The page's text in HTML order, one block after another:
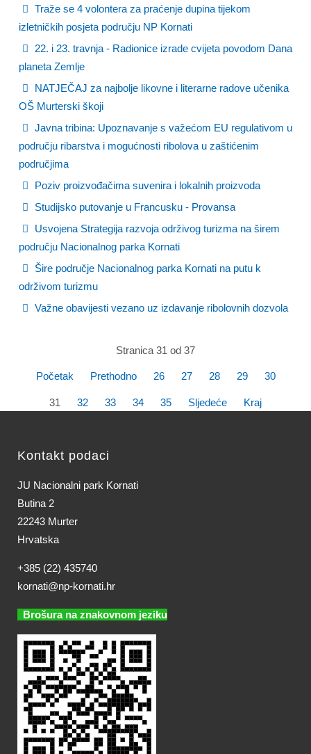
Traže se 4 volontera za praćenje dupina tijekom
izletničkih posjeta području NP Kornati
22. i 23. travnja - Radionice izrade cvijeta povodom Dana
planeta Zemlje
NATJEČAJ za najbolje likovne i literarne radove učenika
OŠ Murterski škoji
Javna tribina: Upoznavanje s važećom EU regulativom u
području ribarstva i mogućnosti ribolova u zaštićenim
područjima
Poziv proizvođačima suvenira i lokalnih proizvoda
Studijsko putovanje u Francusku - Provansa
Usvojena Strategija razvoja održivog turizma na širem
području Nacionalnog parka Kornati
Šire područje Nacionalnog parka Kornati na putu k
održivom turizmu
Važne obavijesti vezano uz izdavanje ribolovnih dozvola
Stranica 31 od 37
Početak Prethodno 26 27 28 29 30
31 32 33 34 35 Sljedeće Kraj
Kontakt podaci
JU Nacionalni park Kornati
Butina 2
22243 Murter
Hrvatska
+385 (22) 435740
kornati@np-kornati.hr
Brošura na znakovnom jeziku